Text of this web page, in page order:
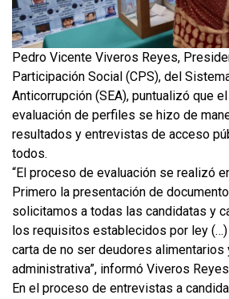
Pedro Vicente Viveros Reyes,
Participación Social (CPS), del
Anticorrupción (SEA), puntualizó que
evaluación de perfiles se hizo de
resultados y entrevistas de acceso
todos.
“El proceso de evaluación se realizó
Primero la presentación de
solicitamos a todas las candidatas y
los requisitos establecidos por ley
carta de no ser deudores alimentarios
administrativa”, informó Viveros
En el proceso de entrevistas a